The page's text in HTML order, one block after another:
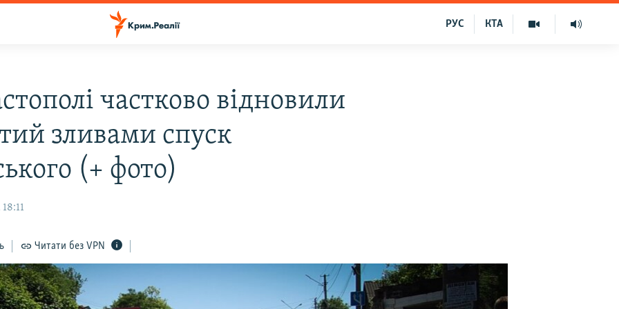
КТА
РУС
частково відновили
зливами спуск
(+ фото)
Читати без VPN